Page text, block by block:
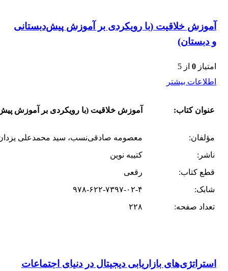
آموزش خلاقیت (با رویکردی بر آموزش پیش‌دبستانی
و دبستان)
امتیاز 0 از 5
اطلاعات بیشتر
عنوان کتاب: آموزش خلاقیت (با رویکردی بر آموزش
مؤلفان:
معصومه صادقی‌نسب، سید محمدعلی
ناشر:
کتیبه نوین
قطع کتاب:
رقعی
شابک:
۹۷۸-۶۲۲-۷۳۹۷-۰۲-۴
تعداد صفحه:
۲۲۸
استراتژی‌های بازاریابی دیجیتال در دنیای اجتماعات